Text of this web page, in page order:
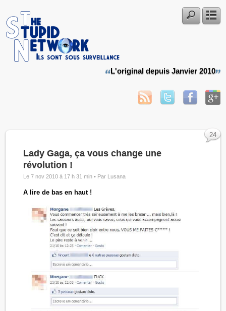
L'original depuis Janvier 2010
Lady Gaga, ça vous change une
révolution !
Le 7 nov 2010 à 17 h 31 min • Par Lusana
A lire de bas en haut !
24